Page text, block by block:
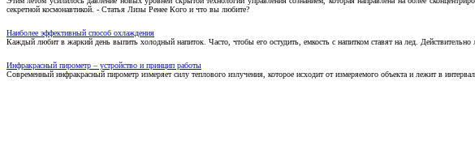
секретной космонавтикой. - Статья Лизы Ренее Кого и что вы любите?
Наиболее эффективный способ охлаждения
Каждый любит в жаркий день выпить холодный напиток. Часто, чтобы его остудить, емкость с напитком ставят на лед.
Инфракрасный пирометр – устройство и принцип работы
Современный инфракрасный пирометр измеряет силу теплового излучения, которое исходит от измеряемого объекта и лежит в